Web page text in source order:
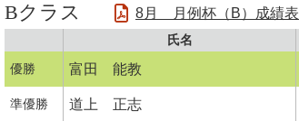
Bクラス 8月 月例杯（B）成績表
氏名
優勝
富田 能教
準優勝 道上 正志